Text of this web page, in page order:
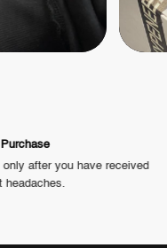
after you have received